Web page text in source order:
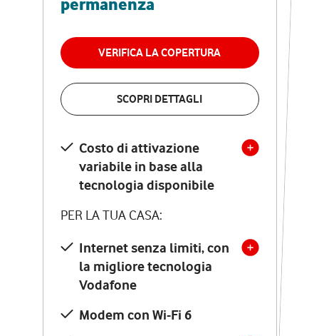
permanenza
VERIFICA LA COPERTURA
SCOPRI DETTAGLI
Costo di attivazione
variabile in base alla
tecnologia disponibile
PER LA TUA CASA:
Internet senza limiti, con
la migliore tecnologia
Vodafone
Modem con Wi-Fi 6
permanenza
VERIFICA LA COPERTURA
Costo di attivazione
variabile in base alla
tecnologia disponibile
PER LA TUA CASA:
Internet senza limiti, con
la migliore tecnologia
Vodafone
Modem Seven con Wi-Fi 7
Chiamate illimitate verso
numeri fissi e mobili